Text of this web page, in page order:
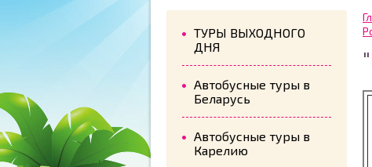
ТУРЫ ВЫХОДНОГО
ДНЯ
Автобусные туры в
Беларусь
Автобусные туры в
Карелию